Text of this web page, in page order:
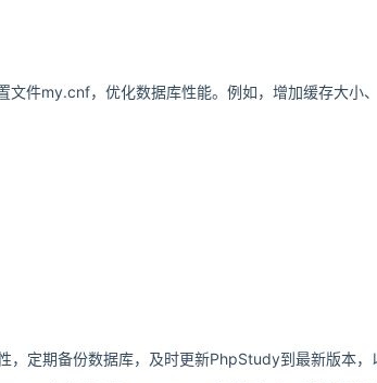
文件my.cnf，优化数据库性能。例如，增加缓存大小、
，定期备份数据库，及时更新PhpStudy到最新版本，